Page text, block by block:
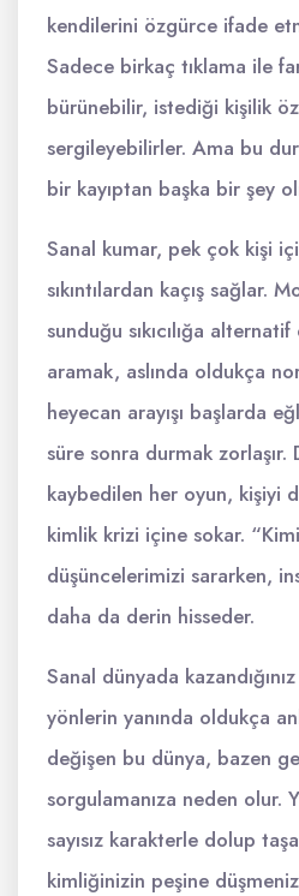
kendilerini özgürce ifade
Sadece birkaç tıklama ile
bürünebilir, istediği kişilik
sergileyebilirler. Ama bu
bir kayıptan başka bir şey
Sanal kumar, pek çok kişi
sıkıntılardan kaçış sağlar.
sunduğu sıkıcılığa
aramak, aslında oldukça
heyecan arayışı başlarda
süre sonra durmak zorlaşır.
kaybedilen her oyun, kişiyi
kimlik krizi içine sokar.
düşüncelerimizi sararken,
daha da derin hisseder.
Sanal dünyada
yönlerin yanında oldukça
değişen bu dünya, bazen
sorgulamanıza neden olur.
sayısız karakterle dolup
kimliğinizin peşine